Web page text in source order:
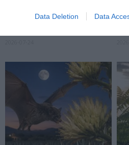
Data Deletion Data
BETOLAKODÓK, CSAK NEM